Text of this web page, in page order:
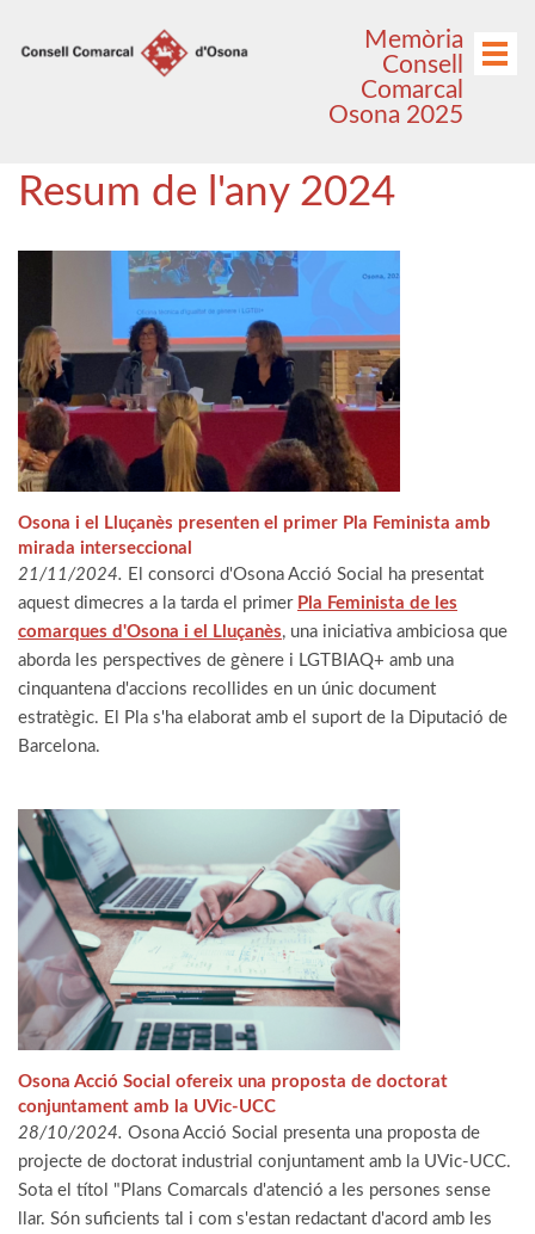
Menú
Memòria
Consell
Comarcal
Osona 2025
Resum de l'any 2024
Osona i el Lluçanès presenten el primer Pla Feminista amb
mirada interseccional
21/11/2024. El consorci d'Osona Acció Social ha presentat
aquest dimecres a la tarda el primer Pla Feminista de les
comarques d'Osona i el Lluçanès, una iniciativa ambiciosa que
aborda les perspectives de gènere i LGTBIAQ+ amb una
cinquantena d'accions recollides en un únic document
estratègic. El Pla s'ha elaborat amb el suport de la Diputació de
Barcelona.
Osona Acció Social ofereix una proposta de doctorat
conjuntament amb la UVic-UCC
28/10/2024. Osona Acció Social presenta una proposta de
projecte de doctorat industrial conjuntament amb la UVic-UCC.
Sota el títol "Plans Comarcals d'atenció a les persones sense
llar. Són suficients tal i com s'estan redactant d'acord amb les